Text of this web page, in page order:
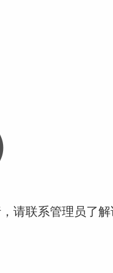
请联系管理员了